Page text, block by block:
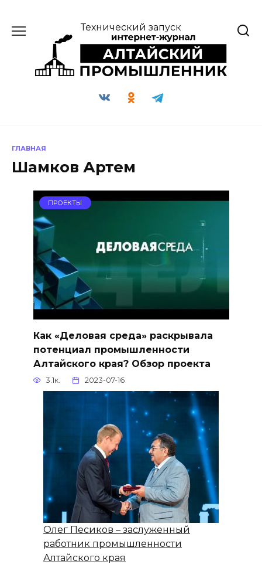
содержанию
Технический запуск
ГЛАВНАЯ
Шамков Артем
ПРОЕКТЫ
Как «Деловая среда» раскрывала
потенциал промышленности
Алтайского края? Обзор проекта
3.1к. 2023-07-16
Олег Песиков – заслуженный
работник промышленности
Алтайского края